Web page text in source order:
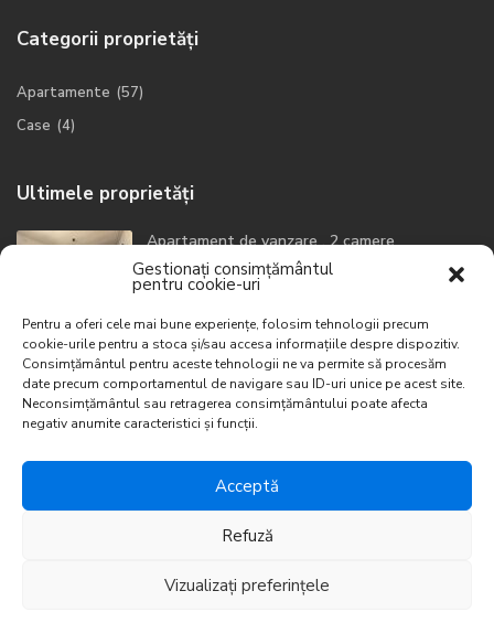
Gestionați consimțământul
pentru cookie-uri
Pentru a oferi cele mai bune experiențe, folosim tehnologii precum
cookie-urile pentru a stoca și/sau accesa informațiile despre dispozitiv.
Consimțământul pentru aceste tehnologii ne va permite să procesăm
date precum comportamentul de navigare sau ID-uri unice pe acest site.
Neconsimțământul sau retragerea consimțământului poate afecta
negativ anumite caracteristici și funcții.
Acceptă
Refuză
Vizualizați preferințele
Categorii proprietăți
Apartamente (57)
Case (4)
Ultimele proprietăți
Apartament de vanzare , 2 camere
Zo...
149700 €
Apartament 3 camere, Central
840 €
Apartament 2 camere , Frunzisului